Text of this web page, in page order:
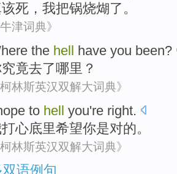
该死 ， 我把锅烧煳了。
牛津词典》
the hell have you been?
究竟去了哪里 ？
柯林斯英汉双解大词典》
to hell you're right.
打心底里希望你是对的。
柯林斯英汉双解大词典》
语例句